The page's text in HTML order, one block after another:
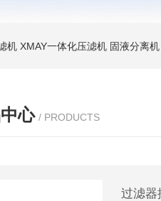
机 XMAY一体化压滤机 固液分离
心 / PRODUCTS
过滤器